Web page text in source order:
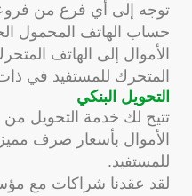
توجه إلى أي فرع من
حساب الهاتف المحمول
الأموال إلى الهاتف
المتحرك للمستفيد في
التحويل البنكي
تتيح لك خدمة التحويل
الأموال بأسعار صرف
للمستفيد.
لقد عقدنا شراكات مع